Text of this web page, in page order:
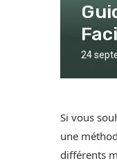
24
Si vous
une
différents